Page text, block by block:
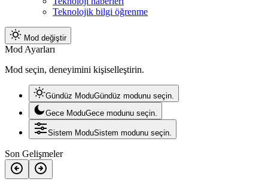
Teknolojik bilgi öğrenme
Mod değiştir
Mod Ayarları
Mod seçin, deneyimini kişiselleştirin.
Gündüz ModuGündüz modunu seçin.
Gece ModuGece modunu seçin.
Sistem ModuSistem modunu seçin.
Son Gelişmeler